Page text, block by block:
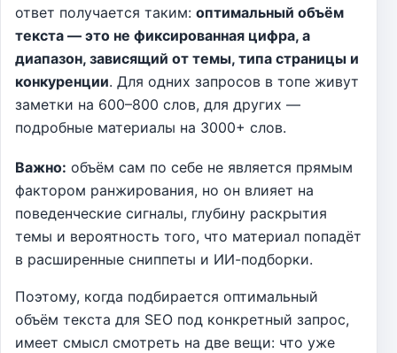
ответ получается таким: оптимальный объём
текста — это не фиксированная цифра, а
диапазон, зависящий от темы, типа страницы и
конкуренции. Для одних запросов в топе живут
заметки на 600–800 слов, для других —
подробные материалы на 3000+ слов.
Важно: объём сам по себе не является прямым
фактором ранжирования, но он влияет на
поведенческие сигналы, глубину раскрытия
темы и вероятность того, что материал попадёт
в расширенные сниппеты и ИИ-подборки.
Поэтому, когда подбирается оптимальный
объём текста для SEO под конкретный запрос,
имеет смысл смотреть на две вещи: что уже